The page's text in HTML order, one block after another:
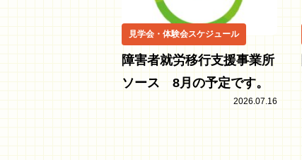
見学会・体験会スケジュール
障害者就労移行支援事業所
ソース 8月の予定です。
2026.07.16